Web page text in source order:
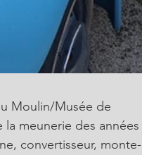
Moulin/Musée de
meunerie des années
convertisseur, monte-